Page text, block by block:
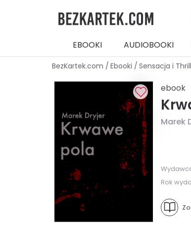
EBOOKI AUDIOBOOKI
BezKartek.com / Ebooki / Sensacja i
ebook
Marek
Rok